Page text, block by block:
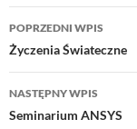
Nawigacja
wpisu
POPRZEDNI WPIS
Życzenia Świateczne
NASTĘPNY WPIS
Seminarium ANSYS